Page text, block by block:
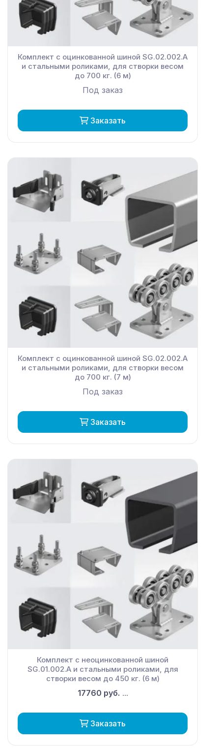
Комплект с оцинкованной шиной SG.02.002.А
и стальными роликами, для створки весом
до 700 кг. (6 м)
Под заказ
Заказать
Комплект с оцинкованной шиной SG.02.002.А
и стальными роликами, для створки весом
до 700 кг. (7 м)
Под заказ
Заказать
Комплект с неоцинкованной шиной
SG.01.002.А и стальными роликами, для
створки весом до 450 кг. (6 м)
17760 руб. ...
Заказать